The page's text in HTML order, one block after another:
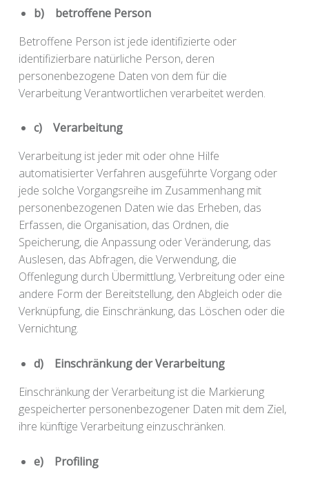
b) betroffene Person
Betroffene Person ist jede identifizierte oder
identifizierbare natürliche Person, deren
personenbezogene Daten von dem für die
Verarbeitung Verantwortlichen verarbeitet werden.
c) Verarbeitung
Verarbeitung ist jeder mit oder ohne Hilfe
automatisierter Verfahren ausgeführte Vorgang oder
jede solche Vorgangsreihe im Zusammenhang mit
personenbezogenen Daten wie das Erheben, das
Erfassen, die Organisation, das Ordnen, die
Speicherung, die Anpassung oder Veränderung, das
Auslesen, das Abfragen, die Verwendung, die
Offenlegung durch Übermittlung, Verbreitung oder eine
andere Form der Bereitstellung, den Abgleich oder die
Verknüpfung, die Einschränkung, das Löschen oder die
Vernichtung.
d) Einschränkung der Verarbeitung
Einschränkung der Verarbeitung ist die Markierung
gespeicherter personenbezogener Daten mit dem Ziel,
ihre künftige Verarbeitung einzuschränken.
e) Profiling